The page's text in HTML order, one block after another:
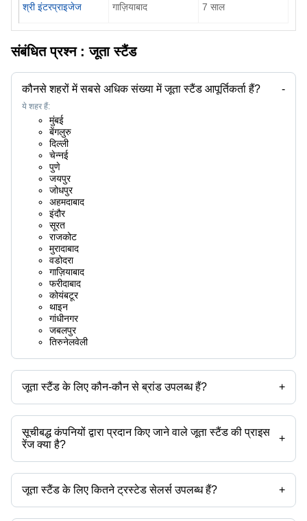
श्री इंटरप्राइजेज गाज़ियाबाद 7 साल
संबंधित प्रश्न :जूता स्टैंड
कौनसे शहरों में सबसे अधिक संख्या में जूता स्टैंड आपूर्तिकर्ता हैं? -
ये शहर हैं:
मुंबई
बेंगलुरु
दिल्ली
चेन्नई
पुणे
जयपुर
जोधपुर
अहमदाबाद
इंदौर
सूरत
राजकोट
मुरादाबाद
वडोदरा
गाज़ियाबाद
फरीदाबाद
कोयंबटूर
थाइन
गांधीनगर
जबलपुर
तिरुनेलवेली
जूता स्टैंड के लिए कौन-कौन से ब्रांड उपलब्ध हैं? +
उपलब्ध ब्रांड हैं -
सूचीबद्ध कंपनियों द्वारा प्रदान किए जाने वाले जूता स्टैंड की प्राइस
रेंज क्या है?
+
जूता स्टैंड की प्राइस रेंज है -
कंपनी का नाम मुद्रा प्रोडक्ट का नाम
जूता स्टैंड के लिए कितने ट्रस्टेड सेलर्स उपलब्ध हैं? +
जूता स्टैंड के ट्रस्टेड सेलर्स हैं: